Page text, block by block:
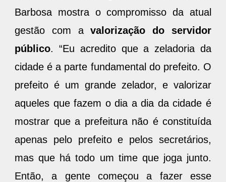
Barbosa mostra o compromisso da atual
gestão com avalorização do servidor
público. “Eu acredito que a zeladoria da
cidade é a parte fundamental do prefeito. O
prefeito é um grande zelador, e valorizar
aqueles que fazem o dia a dia da cidade é
mostrar que a prefeitura não é constituída
apenas pelo prefeito e pelos secretários,
mas que há todo um time que joga junto.
Então, a gente começou a fazer esse